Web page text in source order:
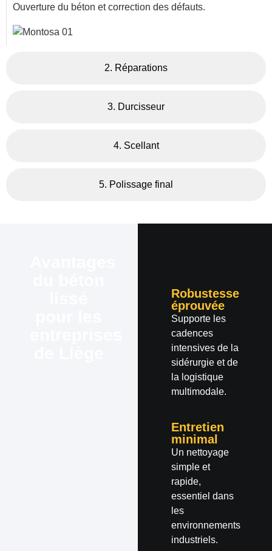
2. Réparations
3. Durcisseur
4. Scellant
5. Polissage final
Ouverture du béton et correction des défauts.
Robustesse
éprouvée
Supporte les
cadences
intensives de la
sidérurgie et de
la logistique
multimodale.
Entretien
minimal
Un nettoyage
simple et
rapide,
essentiel dans
les
environnements
industriels.